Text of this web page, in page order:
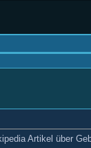
Artikel über